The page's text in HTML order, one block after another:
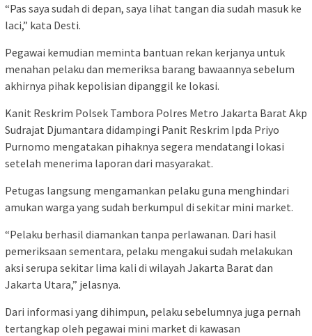
“Pas saya sudah di depan, saya lihat tangan dia sudah masuk ke
laci,” kata Desti.
Pegawai kemudian meminta bantuan rekan kerjanya untuk
menahan pelaku dan memeriksa barang bawaannya sebelum
akhirnya pihak kepolisian dipanggil ke lokasi.
Kanit Reskrim Polsek Tambora Polres Metro Jakarta Barat Akp
Sudrajat Djumantara didampingi Panit Reskrim Ipda Priyo
Purnomo mengatakan pihaknya segera mendatangi lokasi
setelah menerima laporan dari masyarakat.
Petugas langsung mengamankan pelaku guna menghindari
amukan warga yang sudah berkumpul di sekitar mini market.
“Pelaku berhasil diamankan tanpa perlawanan. Dari hasil
pemeriksaan sementara, pelaku mengakui sudah melakukan
aksi serupa sekitar lima kali di wilayah Jakarta Barat dan
Jakarta Utara,” jelasnya.
Dari informasi yang dihimpun, pelaku sebelumnya juga pernah
tertangkap oleh pegawai mini market di kawasan